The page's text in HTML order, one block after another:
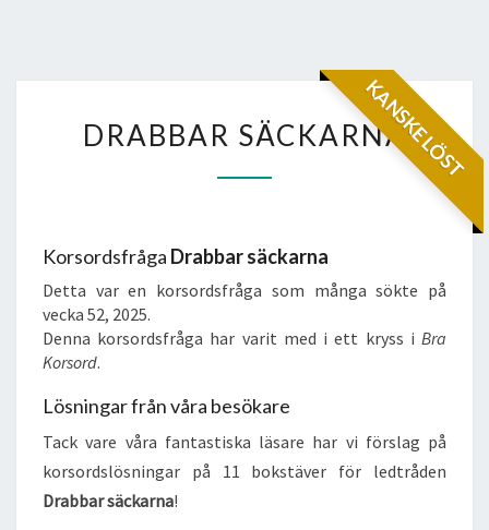
KANSKE LÖST
SÄCKARNA
DRABBAR SÄCKARNA
Korsordsfråga Drabbar säckarna
Detta var en korsordsfråga som många sökte på
vecka 52, 2025.
Denna korsordsfråga har varit med i ett kryss i Bra
Korsord.
Lösningar från våra besökare
Tack vare våra fantastiska läsare har vi förslag på
korsordslösningar på 11 bokstäver för ledtråden
Drabbar säckarna!